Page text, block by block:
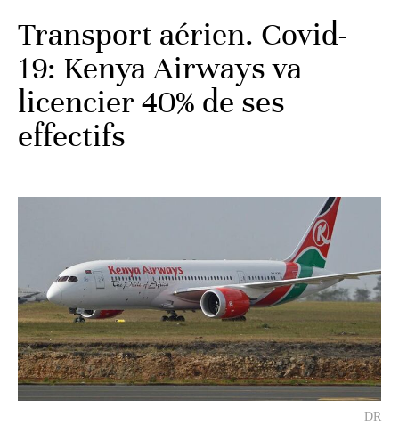
Transport aérien. Covid-
19: Kenya Airways va
licencier 40% de ses
effectifs
DR